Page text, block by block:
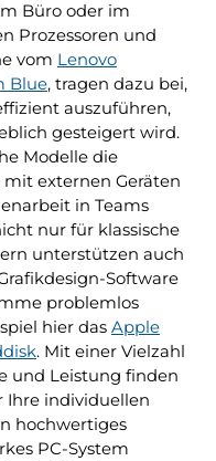
Büro oder im
Prozessoren und
vom Lenovo
Blue, tragen dazu bei,
auszuführen,
gesteigert wird.
Modelle die
externen Geräten
in Teams
nur für klassische
unterstützen auch
Software
problemlos
hier das Apple
. Mit einer Vielzahl
und Leistung finden
Ihre individuellen
hochwertiges
PC-System